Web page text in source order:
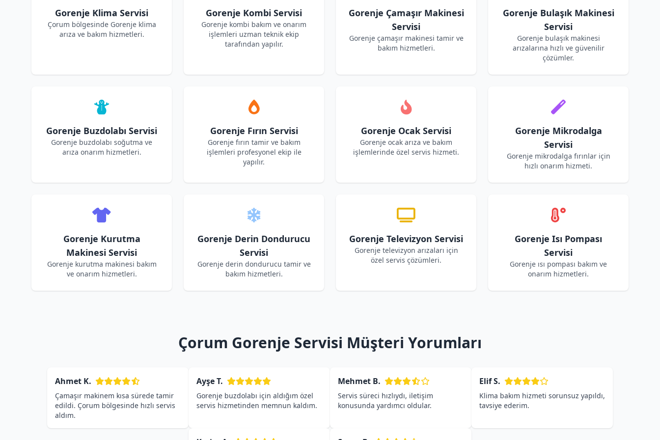
Gorenje Klima Servisi
Çorum bölgesinde Gorenje klima
arıza ve bakım hizmetleri.
Gorenje Kombi Servisi
Gorenje kombi bakım ve onarım
işlemleri uzman teknik ekip
tarafından yapılır.
Gorenje Çamaşır Makinesi
Servisi
Gorenje çamaşır makinesi tamir ve
bakım hizmetleri.
Gorenje Bulaşık Makinesi
Servisi
Gorenje bulaşık makinesi
arızalarına hızlı ve güvenilir
çözümler.
Gorenje Buzdolabı Servisi
Gorenje buzdolabı soğutma ve
arıza onarım hizmetleri.
Gorenje Fırın Servisi
Gorenje fırın tamir ve bakım
işlemleri profesyonel ekip ile
yapılır.
Gorenje Ocak Servisi
Gorenje ocak arıza ve bakım
işlemlerinde özel servis hizmeti.
Gorenje Mikrodalga
Servisi
Gorenje mikrodalga fırınlar için
hızlı onarım hizmeti.
Gorenje Kurutma
Makinesi Servisi
Gorenje kurutma makinesi bakım
ve onarım hizmetleri.
Gorenje Derin Dondurucu
Servisi
Gorenje derin dondurucu tamir ve
bakım hizmetleri.
Gorenje Televizyon Servisi
Gorenje televizyon arızaları için
özel servis çözümleri.
Gorenje Isı Pompası
Servisi
Gorenje ısı pompası bakım ve
onarım hizmetleri.
Çorum Gorenje Servisi Müşteri Yorumları
Ahmet K.
Çamaşır makinem kısa sürede tamir
edildi. Çorum bölgesinde hızlı servis
aldım.
Ayşe T.
Gorenje buzdolabı için aldığım özel
servis hizmetinden memnun kaldım.
Mehmet B.
Servis süreci hızlıydı, iletişim
konusunda yardımcı oldular.
Elif S.
Klima bakım hizmeti sorunsuz yapıldı,
tavsiye ederim.